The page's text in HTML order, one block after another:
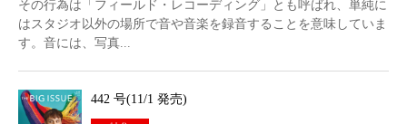
その行為は「フィールド・レコーディング」とも呼ばれ、単純に
はスタジオ以外の場所で音や音楽を録音することを意味していま
す。音には、写真...
442 号(11/1 発売)